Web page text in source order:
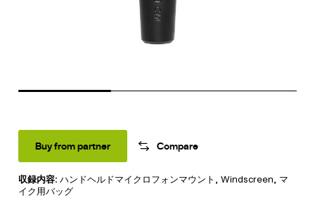
収録内容: ハンドヘルドマイクロフォンマウント , Windscreen, マ
イク用バッグ
Buy from partner Compare